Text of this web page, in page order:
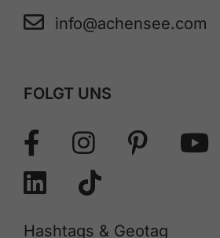
info@achensee.com
FOLGT UNS
Hashtags & Geotag